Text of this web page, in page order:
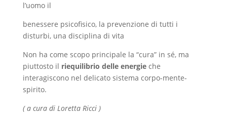
l’uomo il
benessere psicofisico, la prevenzione di tutti i
disturbi, una disciplina di vita
Non ha come scopo principale la “cura” in sé, ma
piuttosto il riequilibrio delle energie che
interagiscono nel delicato sistema corpo-mente-
spirito.
( a cura di Loretta Ricci )